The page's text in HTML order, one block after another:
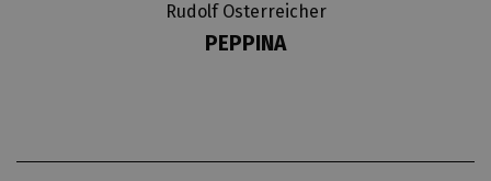
Rudolf Osterreicher
PEPPINA